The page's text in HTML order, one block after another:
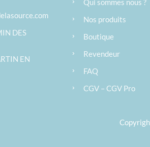
DES
EN
Qui sommes nous ?
› Nos produits
› Boutique
› Revendeur
› FAQ
› CGV –CGV Pro